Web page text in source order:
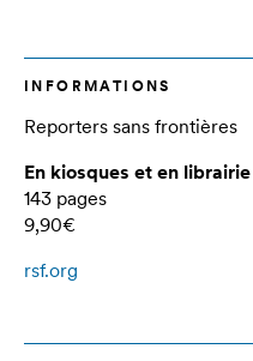
INFORMATIONS
Reporters sans frontières
En kiosques et en
143 pages
9,90€
rsf.org